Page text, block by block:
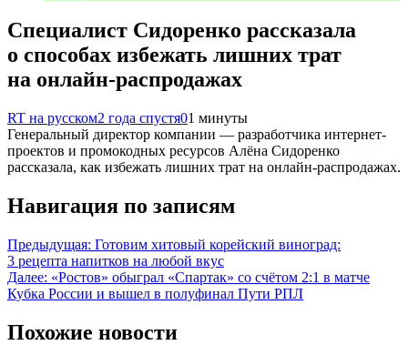
Специалист Сидоренко рассказала
о способах избежать лишних трат
на онлайн-распродажах
RT на русском2 года спустя01 минуты
Генеральный директор компании — разработчика интернет-
проектов и промокодных ресурсов Алёна Сидоренко
рассказала, как избежать лишних трат на онлайн-распродажах.
Навигация по записям
Предыдущая: Готовим хитовый корейский виноград:
3 рецепта напитков на любой вкус
Далее: «Ростов» обыграл «Спартак» со счётом 2:1 в матче
Кубка России и вышел в полуфинал Пути РПЛ
Похожие новости